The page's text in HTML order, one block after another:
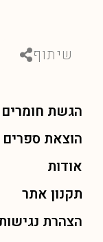
שיתוף
הגשת חומרים
הוצאת ספרים
אודות
תקנון אתר
הצהרת